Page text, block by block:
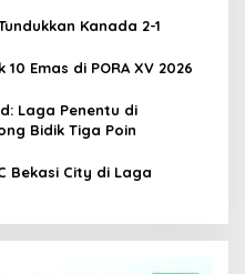
Kanada 2-1
Emas di PORA XV 2026
Laga Penentu di
Bidik Tiga Poin
Bekasi City di Laga